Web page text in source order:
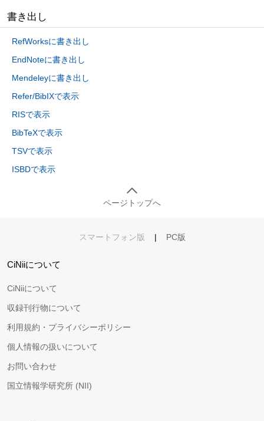
書き出し
RefWorksに書き出し
EndNoteに書き出し
Mendeleyに書き出し
Refer/BibIXで表示
RISで表示
BibTeXで表示
TSVで表示
ISBDで表示
ページトップへ
スマートフォン版 | PC版
CiNiiについて
CiNiiについて
収録刊行物について
利用規約・プライバシーポリシー
個人情報の扱いについて
お問い合わせ
国立情報学研究所 (NII)